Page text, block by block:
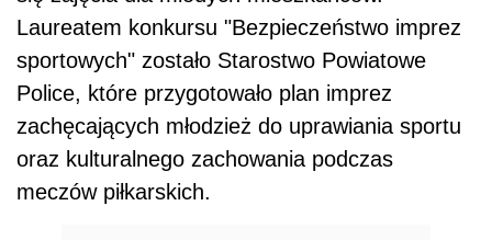
Laureatem konkursu "Bezpieczeństwo imprez
sportowych" zostało Starostwo Powiatowe
Police, które przygotowało plan imprez
zachęcających młodzież do uprawiania sportu
oraz kulturalnego zachowania podczas
meczów piłkarskich.